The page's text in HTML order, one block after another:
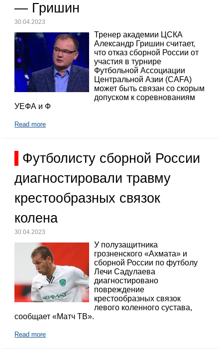
— Гришин
30.04.2023
Тренер академии ЦСКА
Александр Гришин считает,
что отказ сборной России от
участия в турнире
Футбольной Ассоциации
Центральной Азии (CAFA)
может быть связан со скорым
допуском к соревнованиям
УЕФА и Ф
Read more
Футболисту сборной России
диагностировали травму
крестообразных связок
колена
30.04.2023
У полузащитника
грозненского «Ахмата» и
сборной России по футболу
Лечи Садулаева
диагностировано
повреждение
крестообразных связок
левого коленного сустава,
сообщает «Матч ТВ».
Read more